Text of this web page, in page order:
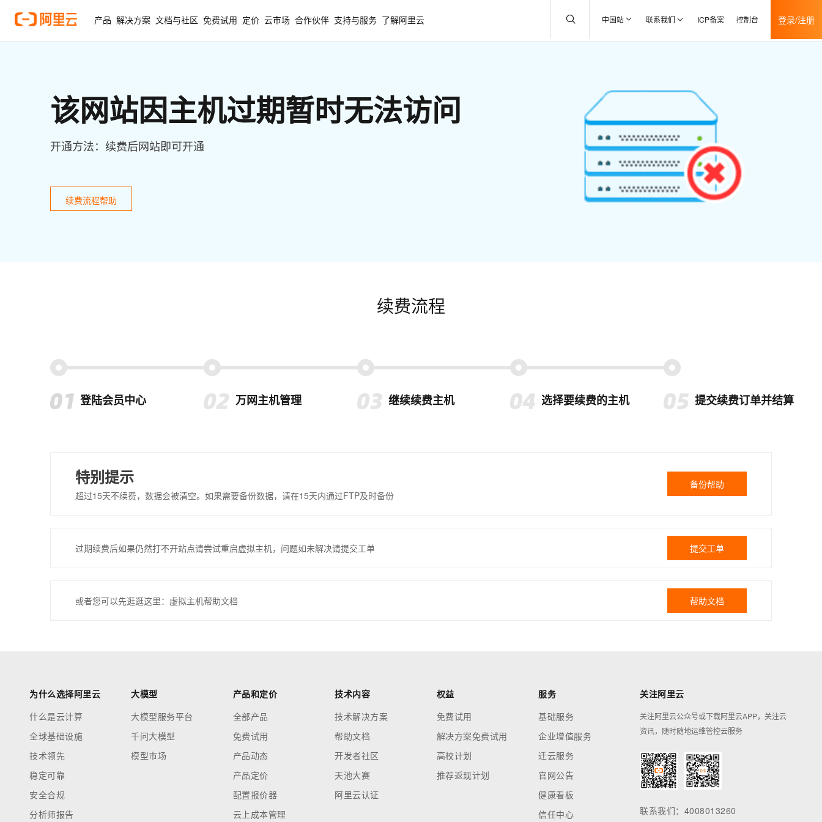
产品 解决方案 文档与社区 免费试用 定价 云市场 合作伙伴 支持与服务 了解阿里云 中国站 联系我们 ICP备案 控制台 登录/注册
该网站因主机过期暂时无法访问
开通方法：续费后网站即可开通
续费流程帮助
续费流程
登陆会员中心 万网主机管理 继续续费主机 选择要续费的主机 提交续费订单并结算
特别提示
超过15天不续费，数据会被清空。如果需要备份数据，请在15天内通过FTP及时备份
备份帮助
过期续费后如果仍然打不开站点请尝试重启虚拟主机，问题如未解决请提交工单 提交工单
或者您可以先逛逛这里：虚拟主机帮助文档 帮助文档